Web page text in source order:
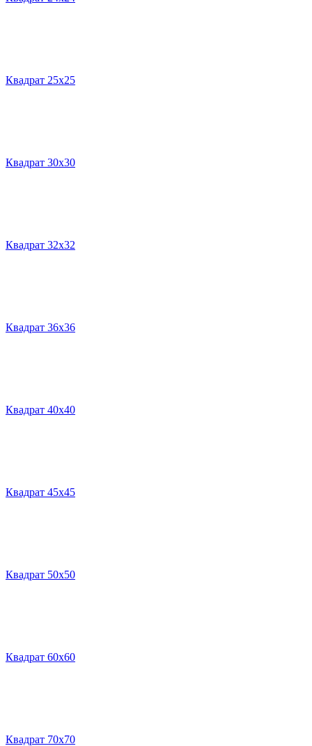
Квадрат 25х25
Квадрат 30х30
Квадрат 32х32
Квадрат 36х36
Квадрат 40х40
Квадрат 45х45
Квадрат 50х50
Квадрат 60х60
Квадрат 70х70